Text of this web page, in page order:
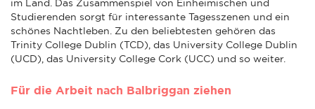
im Land. Das Zusammenspiel von Einheimischen und
Studierenden sorgt für interessante Tagesszenen und ein
schönes Nachtleben. Zu den beliebtesten gehören das
Trinity College Dublin (TCD), das University College Dublin
(UCD), das University College Cork (UCC) und so weiter.
Für die Arbeit nach Balbriggan ziehen